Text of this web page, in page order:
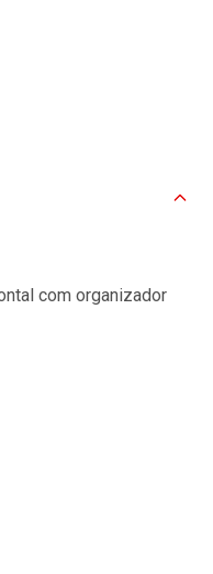
com organizador